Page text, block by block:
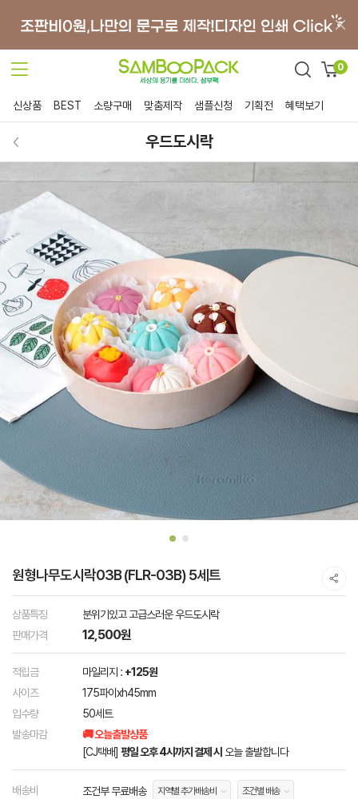
0
신상품 BEST 소량구매 맞춤제작 샘플신청 기획전 혜택보기
우드도시락
원형나무도시락03B (FLR-03B) 5세트
상품특징
분위기있고 고급스러운 우드도시락
판매가격
12,500원
적립금 마일리지 : +125원
사이즈
175파이xh45mm
입수량
50세트
발송마감
🚚 오늘출발상품
[CJ택배] 평일 오후 4시까지 결제 시 오늘 출발합니다
배송비 조건부 무료배송 지역별 추가배송비 조건별 배송